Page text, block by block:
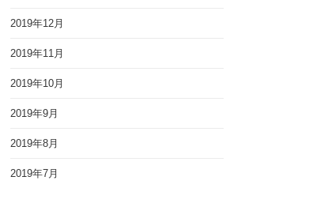
2019年12月
2019年11月
2019年10月
2019年9月
2019年8月
2019年7月